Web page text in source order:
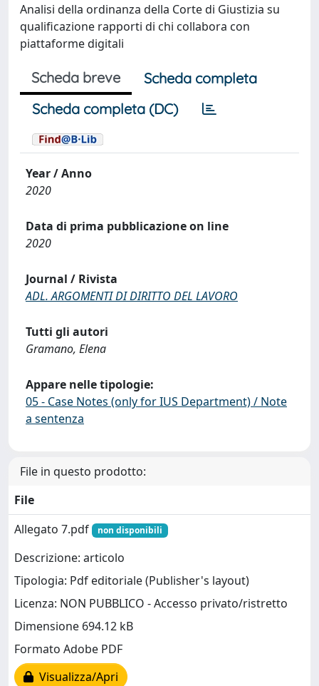
Analisi della ordinanza della Corte di Giustizia su
qualificazione rapporti di chi collabora con
piattaforme digitali
Scheda breve
Scheda completa
Scheda completa (DC)
Year / Anno
2020
Data di prima pubblicazione on line
2020
Journal / Rivista
ADL. ARGOMENTI DI DIRITTO DEL LAVORO
Tutti gli autori
Gramano, Elena
Appare nelle tipologie:
05 - Case Notes (only for IUS Department) / Note
a sentenza
File in questo prodotto:
File
Allegato 7.pdf
non disponibili
Descrizione: articolo
Tipologia: Pdf editoriale (Publisher's layout)
Licenza: NON PUBBLICO - Accesso privato/ristretto
Dimensione 694.12 kB
Formato Adobe PDF
Visualizza/Apri